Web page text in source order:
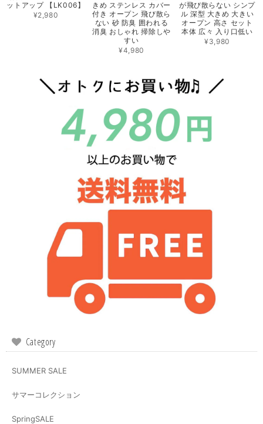
ットアップ 【LK006】
¥2,980
きめ ステンレス カバー
付き オープン 飛び散ら
ない 砂 防臭 囲われる
消臭 おしゃれ 掃除しや
すい
¥4,980
が飛び散らない シンプ
ル 深型 大きめ 大きい
オープン 高さ セット
本体 広々 入り口低い
¥3,980
Category
SUMMER SALE
サマーコレクション
SpringSALE